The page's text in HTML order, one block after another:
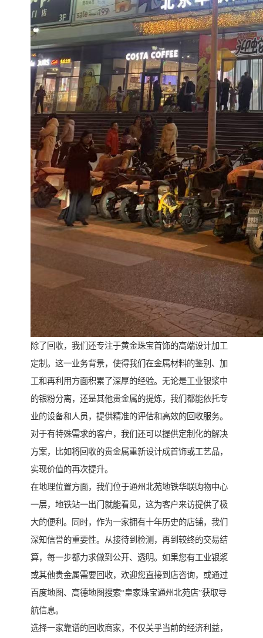
除了回收，我们还专注于黄金珠宝首饰的高端设计加工
定制。这一业务背景，使得我们在金属材料的鉴别、加
工和再利用方面积累了深厚的经验。无论是工业银浆中
的银粉分离，还是其他贵金属的提炼，我们都能依托专
业的设备和人员，提供精准的评估和高效的回收服务。
对于有特殊需求的客户，我们还可以提供定制化的解决
方案，比如将回收的贵金属重新设计成首饰或工艺品，
实现价值的再次提升。
在地理位置方面，我们位于通州北苑地铁华联购物中心
一层，地铁站一出门就能看见，这为客户来访提供了极
大的便利。同时，作为一家拥有十年历史的店铺，我们
深知信誉的重要性。从接待到检测，再到较终的交易结
算，每一步都力求做到公开、透明。如果您有工业银浆
或其他贵金属需要回收，欢迎您直接到店咨询，或通过
百度地图、高德地图搜索“皇家珠宝通州北苑店”获取导
航信息。
选择一家靠谱的回收商家，不仅关乎当前的经济利益，